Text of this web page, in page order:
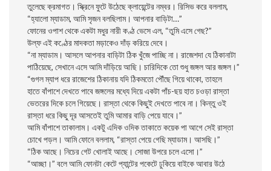
তুলেছে ক্রমাগত। স্ক্রিনে ফুটে উঠেছে ক্লায়েন্টের নম্বর। রিসিভ করে বললাম,
“হ্যালো ম্যাডাম, আমি সৃজন বলছিলাম। আপনার বাড়িটা…”
ফোনের ওপাশ থেকে একটা মধুর নারী কণ্ঠ ভেসে এল, “তুমি এসে গেছ?”
উল্ফ এই কণ্ঠের মাদকতা মড়াকেও দাঁড় করিয়ে দেবে।
“না ম্যাডাম। আসলে আপনার বাড়িটা ঠিক খুঁজে পাচ্ছি না। রাজেশদা যে ঠিকানাটা
পাঠিয়েছে, সেখানে এসে আমি দাঁড়িয়ে আছি। চারিদিকে তো শুধু জঙ্গল আর জঙ্গল।”
“গুগল ম্যাপ ধরে রাজেশের ঠিকানায় যদি ঠিকমতো পৌঁছে গিয়ে থাকো, তাহলে
হাতে বাঁপাশে দেখতে পাবে জঙ্গলের মধ্যে দিয়ে একটা পাঁচ-ছয় হাত চওড়া রাস্তা
ভেতরের দিকে চলে গিয়েছে। রাস্তা থেকে কিছুই দেখতে পাবে না। কিন্তু ওই
রাস্তা ধরে কিছু দূর আসতেই তুমি আমার বাড়ি পেয়ে যাবে।”
আমি বাঁপাশে তাকালাম। একটু এদিক ওদিক তাকাতে কয়েক পা আগে সেই রাস্তা
চোখে পড়ল। আমি ফোনে বললাম, “রাস্তা পেয়ে গেছি ম্যাডাম। আসছি।”
“ঠিক আছে। নিচের গেট খোলাই আছে। সোজা উপরে চলে এসো।”
“আচ্ছা।” বলে আমি ফোনটা কেটে প্যান্টের পকেটে ঢুকিয়ে বাইকে আবার উঠে